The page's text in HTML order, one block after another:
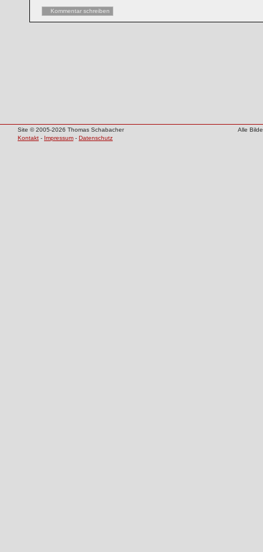
Kommentar schreiben
Site © 2005-2026 Thomas Schabacher
Alle
Kontakt - Impressum - Datenschutz